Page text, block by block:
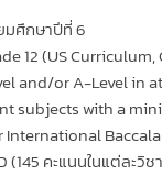
มศึกษาปีที่ 6
12 (US
and/or A-Level in
subjects with a
International
(145 คะแนนในแต่ละวิช